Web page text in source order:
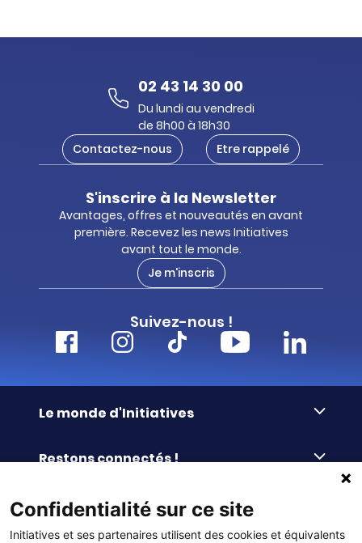
02 43 14 30 00
Du lundi au vendredi
de 8h00 à 18h30
Contactez-nous
Etre rappelé
S'inscrire à la Newsletter
Avantages, offres et nouveautés en avant
première. Recevez les news Initiatives
avant tout le monde.
Je m'inscris
Suivez-nous !
Le monde d'Initiatives
Le Fond’Actions Initiatives
Restons connectés !
Le blog
Commander facilement
Commande par référence
Confidentialité sur ce site
Initiatives et ses partenaires utilisent des cookies et équivalents